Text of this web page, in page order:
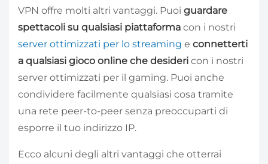
VPN offre molti altri vantaggi. Puoi guardare
spettacoli su qualsiasi piattaforma con i nostri
server ottimizzati per lo streaming e connetterti
a qualsiasi gioco online che desideri con i nostri
server ottimizzati per il gaming. Puoi anche
condividere facilmente qualsiasi cosa tramite
una rete peer-to-peer senza preoccuparti di
esporre il tuo indirizzo IP.
Ecco alcuni degli altri vantaggi che otterrai